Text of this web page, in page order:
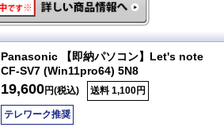
Panasonic 【即納パソコン】Let's note
CF-SV7 (Win11pro64) 5N8
19,600円(税込) 送料 1,100円
テレワーク推奨